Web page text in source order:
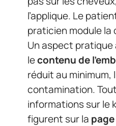
l’applique. Le
praticien module la
Un aspect pratique
lecontenu de
réduit au minimum,
contamination.
informations sur le
figurent sur la